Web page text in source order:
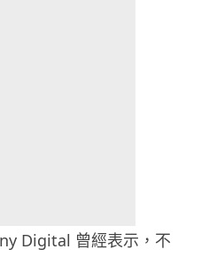
Digital 曾經表示，不